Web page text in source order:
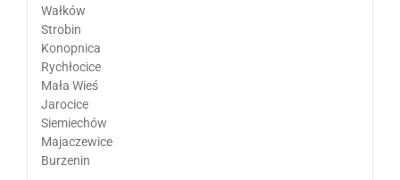
Wałków
Strobin
Konopnica
Rychłocice
Mała Wieś
Jarocice
Siemiechów
Majaczewice
Burzenin